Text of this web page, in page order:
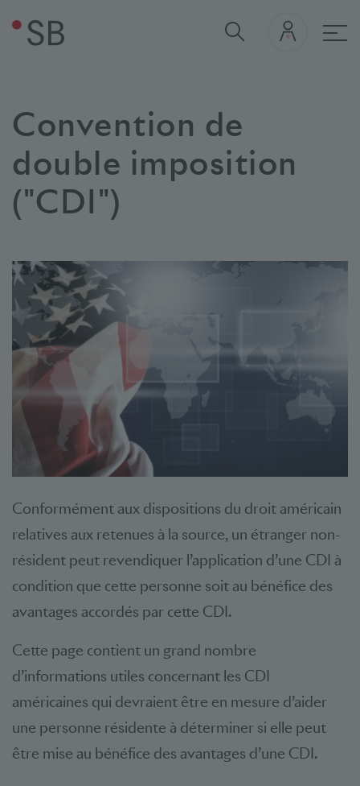
Convention de
double imposition
("CDI")
Conformément aux dispositions du droit américain
relatives aux retenues à la source, un étranger non-
résident peut revendiquer l’application d’une CDI à
condition que cette personne soit au bénéfice des
avantages accordés par cette CDI.
Cette page contient un grand nombre
d’informations utiles concernant les CDI
américaines qui devraient être en mesure d’aider
une personne résidente à déterminer si elle peut
être mise au bénéfice des avantages d’une CDI.